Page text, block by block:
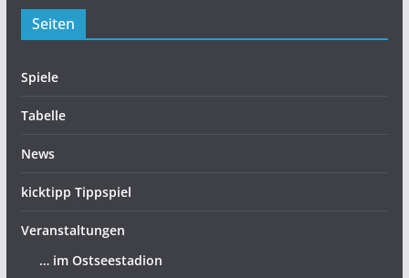
Seiten
Spiele
Tabelle
News
kicktipp Tippspiel
Veranstaltungen
… im Ostseestadion